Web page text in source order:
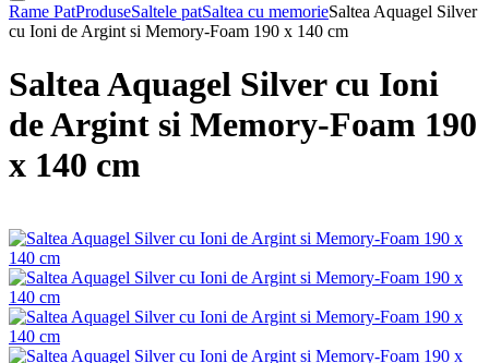
Rame PatProduseSaltele patSaltea cu memorieSaltea Aquagel Silver
cu Ioni de Argint si Memory-Foam 190 x 140 cm
Saltea Aquagel Silver cu Ioni
de Argint si Memory-Foam 190
x 140 cm